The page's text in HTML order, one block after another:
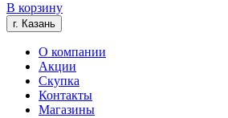
В корзину
г. Казань
О компании
Акции
Скупка
Контакты
Магазины